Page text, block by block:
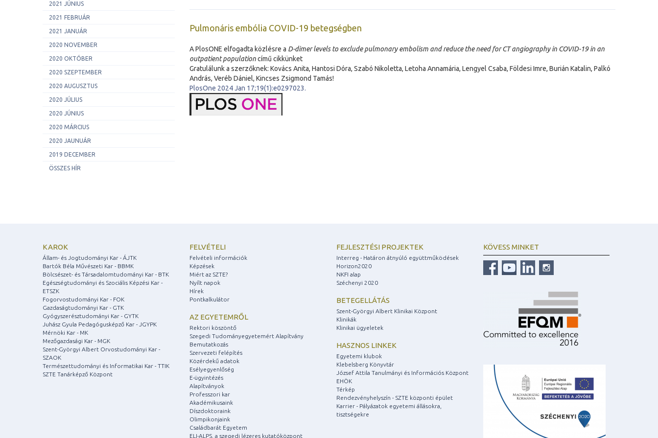
2021 JÚNIUS
2021 FEBRUÁR
2021 JANUÁR
2020 NOVEMBER
2020 OKTÓBER
2020 SZEPTEMBER
2020 AUGUSZTUS
2020 JÚLIUS
2020 JÚNIUS
2020 MÁRCIUS
2020 JAUNUÁR
2019 DECEMBER
ÖSSZES HÍR
Pulmonáris embólia COVID-19 betegségben
A PlosONE elfogadta közlésre a D-dimer levels to exclude pulmonary embolism and reduce the need for CT angiography in COVID-19 in an
outpatient populationcímű cikkünket
Gratulálunk a szerzőknek: Kovács Anita, Hantosi Dóra, Szabó Nikoletta, Letoha Annamária, Lengyel Csaba, Földesi Imre, Burián Katalin, Palkó
András, Veréb Dániel, Kincses Zsigmond Tamás!
PlosOne 2024 Jan 17;19(1):e0297023.
KAROK
Állam- és Jogtudományi Kar - ÁJTK
Bartók Béla Művészeti Kar - BBMK
Bölcsészet- és Társadalomtudományi Kar - BTK
Egészségtudományi és Szociális Képzési Kar -
ETSZK
Fogorvostudományi Kar - FOK
Gazdaságtudományi Kar - GTK
Gyógyszerésztudományi Kar - GYTK
Juhász Gyula Pedagógusképző Kar - JGYPK
Mérnöki Kar - MK
Mezőgazdasági Kar - MGK
Szent-Györgyi Albert Orvostudományi Kar -
SZAOK
Természettudományi és Informatikai Kar - TTIK
SZTE Tanárképző Központ
FELVÉTELI
Felvételi információk
Képzések
Miért az SZTE?
Nyílt napok
Hírek
Pontkalkulátor
AZ EGYETEMRŐL
Rektori köszöntő
Szegedi Tudományegyetemért Alapítvány
Bemutatkozás
Szervezeti felépítés
Közérdekű adatok
Esélyegyenlőség
E-ügyintézés
Alapítványok
Professzori kar
Akadémikusaink
Díszdoktoraink
Olimpikonjaink
Családbarát Egyetem
ELI-ALPS, a szegedi lézeres kutatóközpont
FEJLESZTÉSI PROJEKTEK
Interreg - Határon átnyúló együttműködések
Horizon2020
NKFI alap
Széchenyi 2020
BETEGELLÁTÁS
Szent-Györgyi Albert Klinikai Központ
Klinikák
Klinikai ügyeletek
HASZNOS LINKEK
Egyetemi klubok
Klebelsberg Könyvtár
József Attila Tanulmányi és Információs Központ
EHÖK
Térkép
Rendezvényhelyszín - SZTE központi épület
Karrier - Pályázatok egyetemi állásokra,
tisztségekre
KÖVESS MINKET